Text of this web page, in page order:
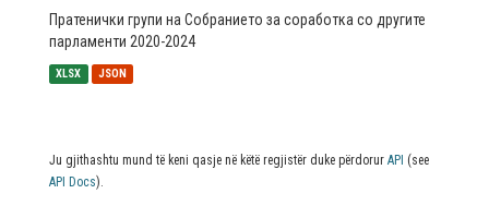
Пратенички групи на Собранието за соработка со другите
парламенти 2020-2024
XLSX JSON
Ju gjithashtu mund të keni qasje në këtë regjistër duke përdorur API (see
API Docs).